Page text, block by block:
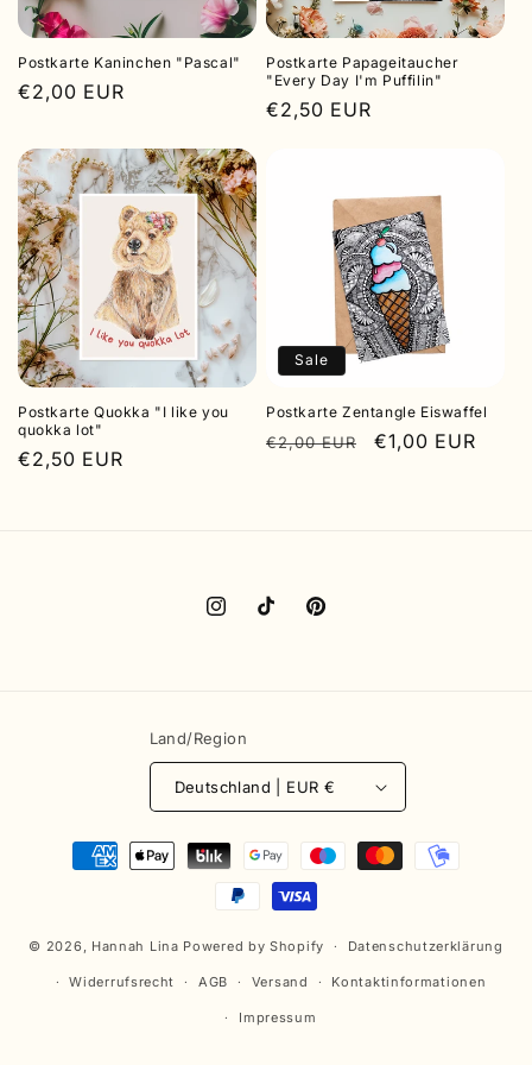
Postkarte Kaninchen "Pascal"
Normaler
€2,00 EUR
Postkarte Papageitaucher
"Every Day I'm Puffilin"
Normaler
€2,50 EUR
Postkarte Quokka "I like you
quokka lot"
Normaler
€2,50 EUR
Sale
Postkarte Zentangle Eiswaffel
Normaler
€2,00 EUR Verkaufspreis
€1,00 EUR
InstagramTikTok Pinterest
Land/Region
Deutschland | EUR €
Zahlungsmethoden
© 2026, Hannah Lina Powered by Shopify Datenschutzerklärung
Widerrufsrecht AGB Versand Kontaktinformationen
Impressum